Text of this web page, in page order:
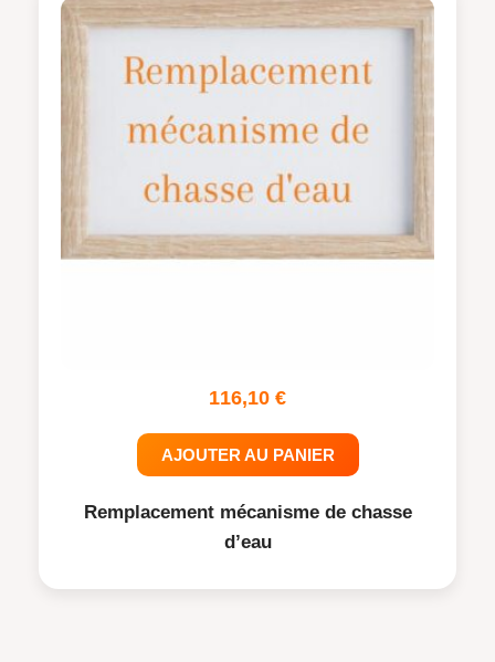
116,10 €
AJOUTER AU PANIER
Remplacement mécanisme de chasse
d’eau